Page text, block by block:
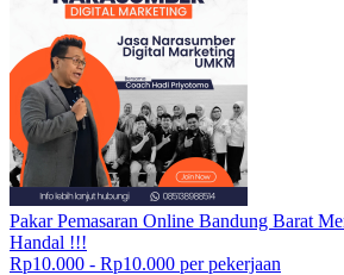
Pakar Pemasaran Online Bandung Barat
Handal !!!
Rp10.000 - Rp10.000 per pekerjaan